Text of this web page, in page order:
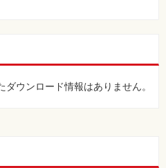
ウンロード情報はありません。